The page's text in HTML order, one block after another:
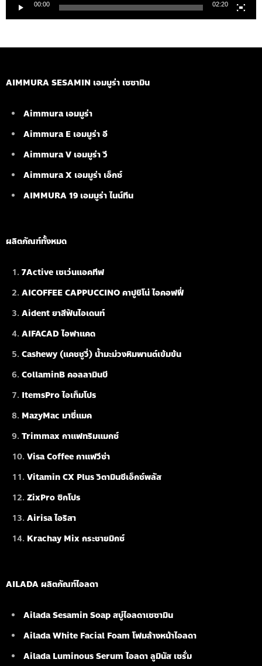
00:00 02:20
AIMMURA SESAMIN เอมมูร่า เซซามิน
Aimmura เอมมูร่า
Aimmura E เอมมูร่า อี
Aimmura V เอมมูร่า วี
Aimmura X เอมมูร่า เอ็กซ์
AIMMURA 19 เอมมูร่า ไนน์ทีน
ผลิตภัณฑ์ทั้งหมด
7Active เซเว่นแอคทีฟ
AICOFFEE CAPPUCCINO คาปูชิโน่ ไอคอฟฟี่
Aident ยาสีฟันไอเดนท์
AIFACAD ไอฟาแคด
Cashewy (แคชชูวี่) น้ำมะม่วงหิมพานต์เข้มข้น
CollaminB คอลลามินบี
ItemsPro ไอเท็มโปร
MazyMac มาซี่แมค
Trimmax กาแฟทริมแมกซ์
Visa Coffee กาแฟวีซ่า
Vitamin CX Plus วิตามินซีเอ็กซ์พลัส
ZixPro ซิกโปร
Airisa ไอริสา
Krachay Mix กระชายมิกซ์
AILADA ผลิตภัณฑ์ไอลดา
Ailada Sesamin Soapสบู่ไอลดาเซซามิน
Ailada White Facial Foamโฟมล้างหน้าไอลดา
Ailada Luminous Serumไอลดา ลูมินัส เซรั่ม